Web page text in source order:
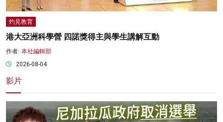
灼見教育
港大亞洲科學營 四諾獎得主與學生講解互動
作者: 本社編輯部
2026-08-04
影片